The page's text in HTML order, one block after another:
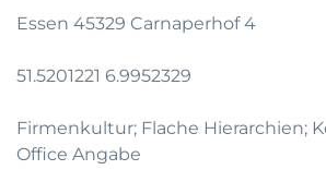
Essen 45329 Carnaperhof 4
51.5201221 6.9952329
Firmenkultur; Flache Hierarchien;
Office Angabe